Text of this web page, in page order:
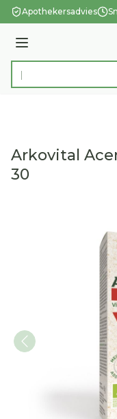
Ga naar de inhoud
Apothekersadvies
Menu
Product, merk,
Arkovital
30